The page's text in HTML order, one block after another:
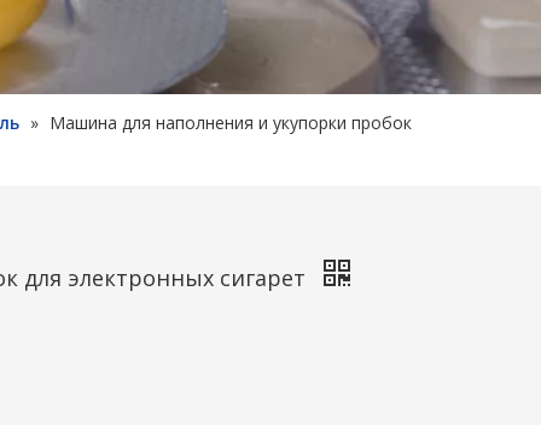
» Машина для наполнения и укупорки пробок
для электронных сигарет